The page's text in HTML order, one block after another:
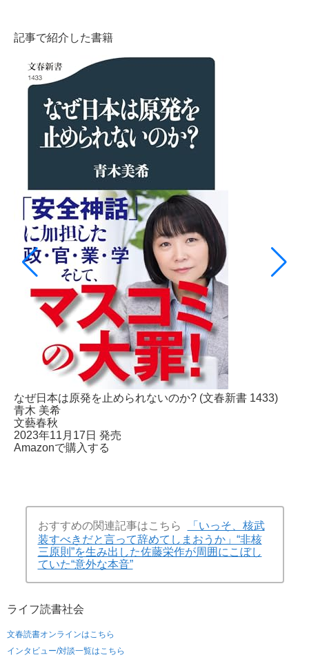
記事で紹介した書籍
なぜ日本は原発を止められないのか? (文春新書 1433)
青木 美希
文藝春秋
2023年11月17日 発売
Amazonで購入する
おすすめの関連記事はこちら
「いっそ、核武
装すべきだと言って辞めてしまおうか」“非核
三原則”を生み出した佐藤栄作が周囲にこぼし
ていた“意外な本音”
ライフ読書社会
文春読書オンラインはこちら
インタビュー/対談一覧はこちら